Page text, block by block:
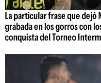
La particular frase que dejó
grabada en los gorros con
conquista del Torneo